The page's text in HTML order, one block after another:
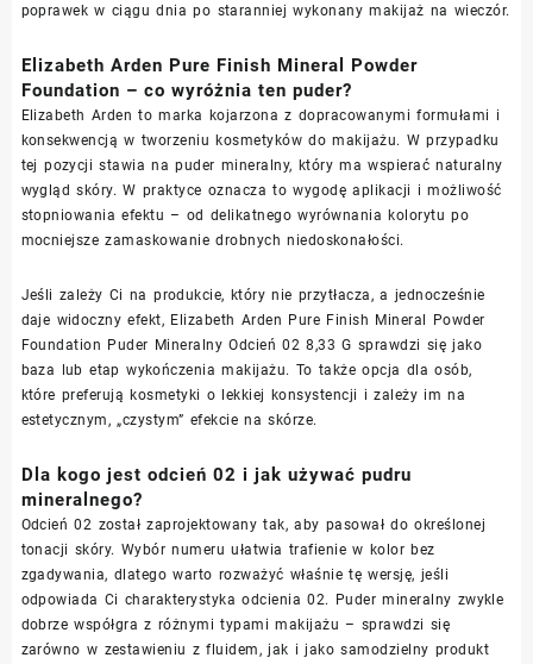
poprawek w ciągu dnia po staranniej wykonany makijaż na wieczór.
Elizabeth Arden Pure Finish Mineral Powder
Foundation – co wyróżnia ten puder?
Elizabeth Arden to marka kojarzona z dopracowanymi formułami i
konsekwencją w tworzeniu kosmetyków do makijażu. W przypadku
tej pozycji stawia na puder mineralny, który ma wspierać naturalny
wygląd skóry. W praktyce oznacza to wygodę aplikacji i możliwość
stopniowania efektu – od delikatnego wyrównania kolorytu po
mocniejsze zamaskowanie drobnych niedoskonałości.
Jeśli zależy Ci na produkcie, który nie przytłacza, a jednocześnie
daje widoczny efekt, Elizabeth Arden Pure Finish Mineral Powder
Foundation Puder Mineralny Odcień 02 8,33 G sprawdzi się jako
baza lub etap wykończenia makijażu. To także opcja dla osób,
które preferują kosmetyki o lekkiej konsystencji i zależy im na
estetycznym, „czystym” efekcie na skórze.
Dla kogo jest odcień 02 i jak używać pudru
mineralnego?
Odcień 02 został zaprojektowany tak, aby pasował do określonej
tonacji skóry. Wybór numeru ułatwia trafienie w kolor bez
zgadywania, dlatego warto rozważyć właśnie tę wersję, jeśli
odpowiada Ci charakterystyka odcienia 02. Puder mineralny zwykle
dobrze współgra z różnymi typami makijażu – sprawdzi się
zarówno w zestawieniu z fluidem, jak i jako samodzielny produkt